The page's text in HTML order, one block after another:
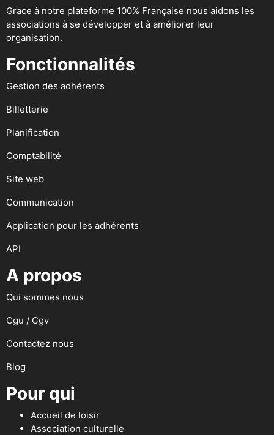
Grace à notre plateforme 100% Française nous aidons les
associations à se développer et à améliorer leur
organisation.
Fonctionnalités
Gestion des adhérents
Billetterie
Planification
Comptabilité
Site web
Communication
Application pour les adhérents
API
A propos
Qui sommes nous
Cgu / Cgv
Contactez nous
Blog
Pour qui
Accueil de loisir
Association culturelle